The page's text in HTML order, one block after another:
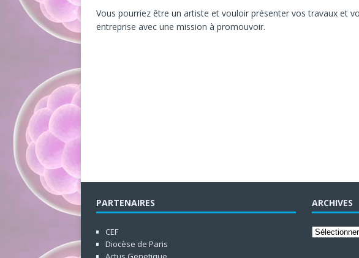
Vous pourriez être un artiste et vouloir présenter vos travaux et
entreprise avec une mission à promouvoir.
PARTENAIRES
CEF
Diocèse de Paris
ARCHIVES